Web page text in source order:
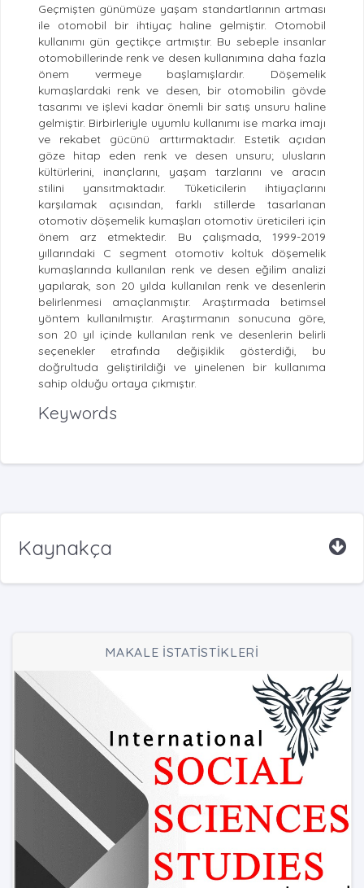
Geçmişten günümüze yaşam standartlarının artması
ile otomobil bir ihtiyaç haline gelmiştir. Otomobil
kullanımı gün geçtikçe artmıştır. Bu sebeple insanlar
otomobillerinde renk ve desen kullanımına daha fazla
önem vermeye başlamışlardır. Döşemelik
kumaşlardaki renk ve desen, bir otomobilin gövde
tasarımı ve işlevi kadar önemli bir satış unsuru haline
gelmiştir. Birbirleriyle uyumlu kullanımı ise marka imajı
ve rekabet gücünü arttırmaktadır. Estetik açıdan
göze hitap eden renk ve desen unsuru; ulusların
kültürlerini, inançlarını, yaşam tarzlarını ve aracın
stilini yansıtmaktadır. Tüketicilerin ihtiyaçlarını
karşılamak açısından, farklı stillerde tasarlanan
otomotiv döşemelik kumaşları otomotiv üreticileri için
önem arz etmektedir. Bu çalışmada, 1999-2019
yıllarındaki C segment otomotiv koltuk döşemelik
kumaşlarında kullanılan renk ve desen eğilim analizi
yapılarak, son 20 yılda kullanılan renk ve desenlerin
belirlenmesi amaçlanmıştır. Araştırmada betimsel
yöntem kullanılmıştır. Araştırmanın sonucuna göre,
son 20 yıl içinde kullanılan renk ve desenlerin belirli
seçenekler etrafında değişiklik gösterdiği, bu
doğrultuda geliştirildiği ve yinelenen bir kullanıma
sahip olduğu ortaya çıkmıştır.
Keywords
Kaynakça
MAKALE İSTATİSTİKLERİ